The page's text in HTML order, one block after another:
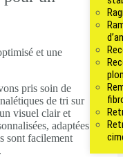
et une
pris soin de
de tri sur
visuel clair et
adaptées
sont facilement